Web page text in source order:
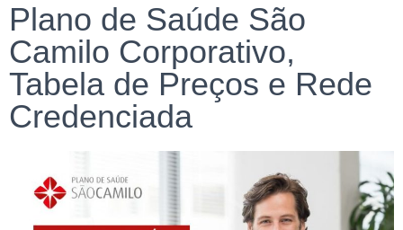
Plano de Saúde São
Camilo Corporativo,
Tabela de Preços e Rede
Credenciada